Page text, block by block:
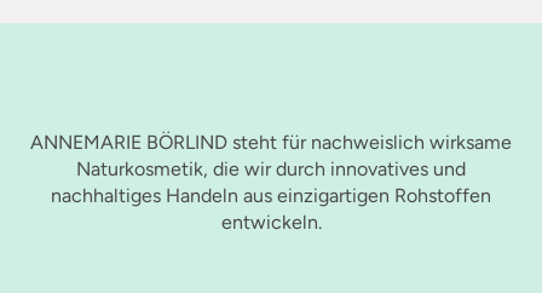
ANNEMARIE BÖRLIND steht für nachweislich wirksame
Naturkosmetik, die wir durch innovatives und
nachhaltiges Handeln aus einzigartigen Rohstoffen
entwickeln.